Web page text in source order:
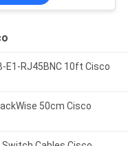
E1-RJ45BNC 10ft Cisco
50cm Cisco